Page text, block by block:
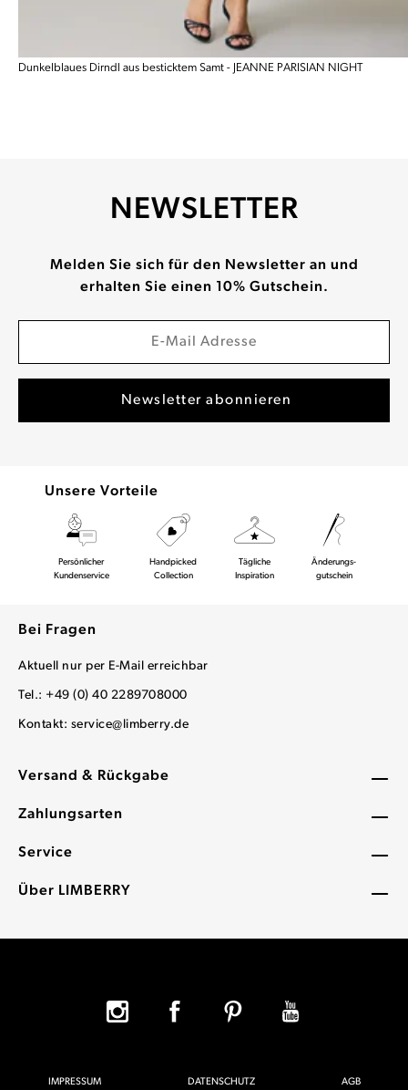
Dunkelblaues Dirndl aus besticktem Samt - JEANNE PARISIAN NIGHT
Versand & Rückgabe
Zahlungsarten
Service
Über LIMBERRY
NEWSLETTER
Melden Sie sich für den Newsletter an und
erhalten Sie einen 10% Gutschein.
Unsere Vorteile
Persönlicher
Kundenservice
Handpicked
Collection
Tägliche
Inspiration
Änderungs-
gutschein
Bei Fragen
Aktuell nur per E-Mail erreichbar
Tel.: +49 (0) 40 2289708000
Kontakt: service@limberry.de
IMPRESSUM DATENSCHUTZ AGB